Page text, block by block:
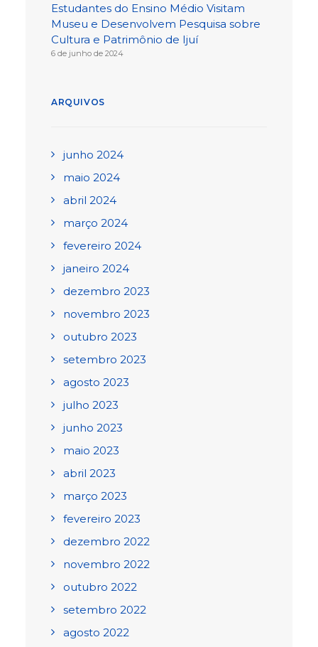
Estudantes do Ensino Médio Visitam
Museu e Desenvolvem Pesquisa sobre
Cultura e Patrimônio de Ijuí
6 de junho de 2024
ARQUIVOS
junho 2024
maio 2024
abril 2024
março 2024
fevereiro 2024
janeiro 2024
dezembro 2023
novembro 2023
outubro 2023
setembro 2023
agosto 2023
julho 2023
junho 2023
maio 2023
abril 2023
março 2023
fevereiro 2023
dezembro 2022
novembro 2022
outubro 2022
setembro 2022
agosto 2022